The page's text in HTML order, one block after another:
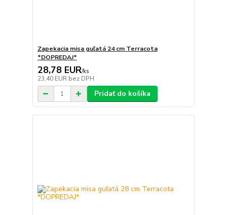
Zapekacia misa guľatá 24 cm Terracota
*DOPREDAJ*
28,78 EUR/ks
23,40 EUR bez DPH
Pridať do košíka